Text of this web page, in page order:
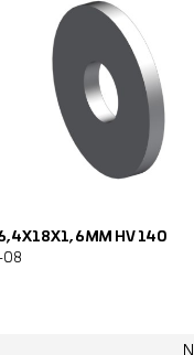
HV 140
08